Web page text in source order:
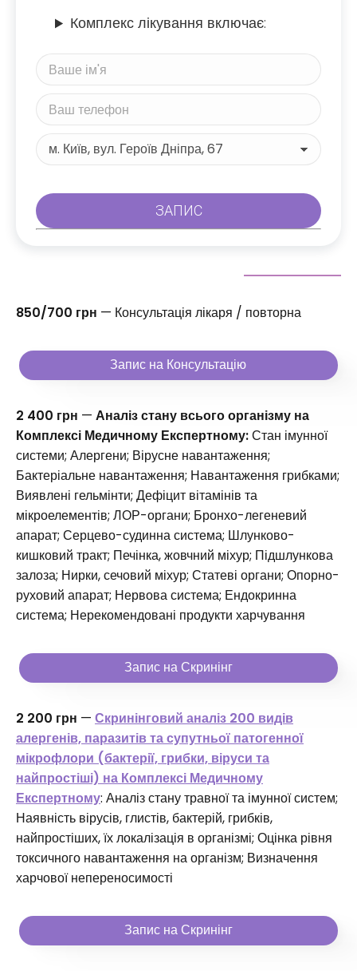
Комплекс лікування включає:
850/700 грн — Консультація лікаря / повторна
Запис на Консультацію
2 400 грн — Аналіз стану всього організму на
Комплексі Медичному Експертному:Стан імунної
системи; Алергени; Вірусне навантаження;
Бактеріальне навантаження; Навантаження грибками;
Виявлені гельмінти; Дефіцит вітамінів та
мікроелементів; ЛОР-органи; Бронхо-легеневий
апарат; Серцево-судинна система; Шлунково-
кишковий тракт; Печінка, жовчний міхур; Підшлункова
залоза; Нирки, сечовий міхур; Статеві органи; Опорно-
руховий апарат; Нервова система; Ендокринна
система; Нерекомендовані продукти харчування
Запис на Скринінг
2 200 грн — Скринінговий аналіз 200 видів
алергенів, паразитів та супутньої патогенної
мікрофлори (бактерії, грибки, віруси та
найпростіші) на Комплексі Медичному
Експертному: Аналіз стану травної та імунної систем;
Наявність вірусів, глистів, бактерій, грибків,
найпростіших, їх локалізація в організмі; Оцінка рівня
токсичного навантаження на організм; Визначення
харчової непереносимості
Запис на Скринінг